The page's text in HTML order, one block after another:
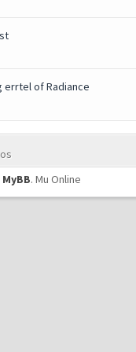
errtel of Radiance
MyBB.Mu Online